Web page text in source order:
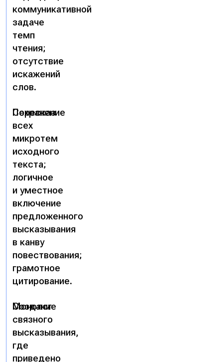
коммуникативной
задаче
темп
чтения;
отсутствие
искажений
слов.
Пересказ
Сохранение
всех
микротем
исходного
текста;
логичное
и уместное
включение
предложенного
высказывания
в канву
повествования;
грамотное
цитирование.
Монолог
Создание
связного
высказывания,
где
приведено